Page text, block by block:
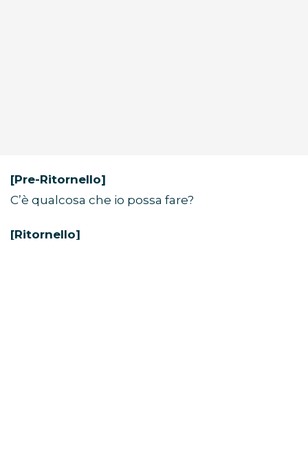
[Pre-Ritornello]
C’è qualcosa che io possa fare?
[Ritornello]